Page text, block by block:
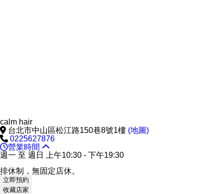
calm hair
台北市中山區松江路150巷8號1樓 (地圖)
0225627876
營業時間
週一 至 週日 上午10:30 - 下午19:30
排休制，無固定店休。
立即預約
收藏店家